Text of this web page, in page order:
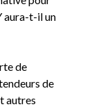
aura-t-il un
de
de
autres